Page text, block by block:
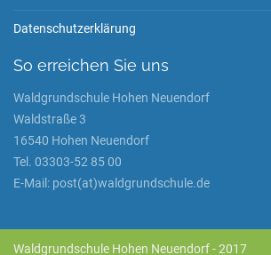
Datenschutzerklärung
So erreichen Sie uns
Waldgrundschule Hohen Neuendorf
Waldstraße 3
16540 Hohen Neuendorf
Tel. 03303-52 85 00
E-Mail: post(at)waldgrundschule.de
Waldgrundschule Hohen Neuendorf - 2017